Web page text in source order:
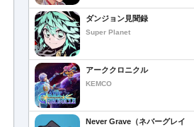
ダンジョン見聞録
Super Planet
アーククロニクル
KEMCO
Never Grave（ネバーグレイ